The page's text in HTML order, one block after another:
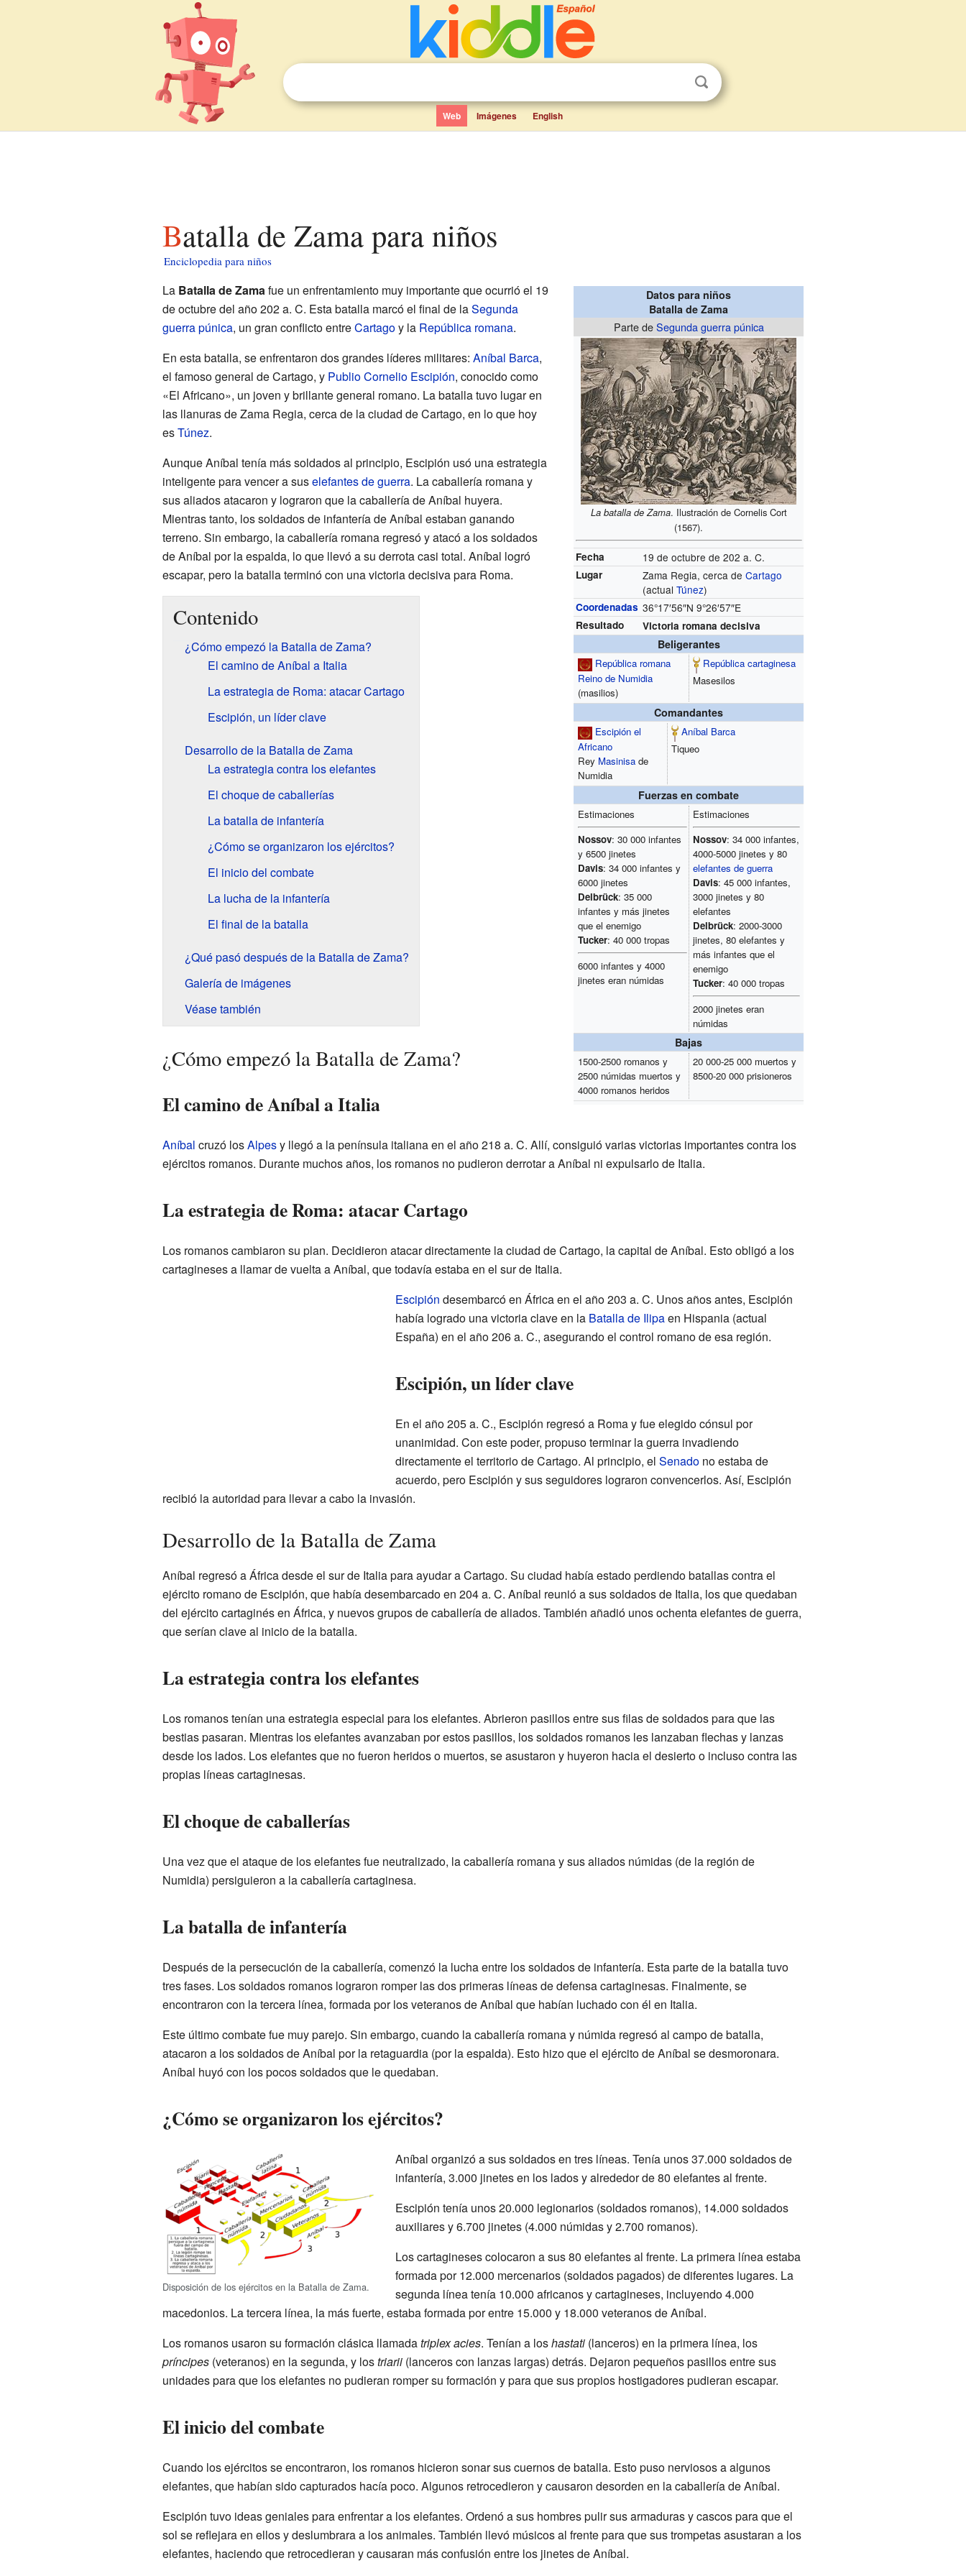
Web Imágenes English
Batalla de Zama para niños
Enciclopedia para niños
Datos para niños
Batalla de Zama
Parte deSegunda guerra púnica
La batalla de Zama. Ilustración de Cornelis Cort
(1567).
Fecha 19 de octubre de202 a. C.
Lugar Zama Regia, cerca deCartago
(actualTúnez)
Coordenadas 36°17′56″N 9°26′57″E
Resultado Victoria romana decisiva
Beligerantes
República romana
Reino de Numidia
(masilios)
República cartaginesa
Masesilos
Comandantes
Escipión el
Africano
Rey Masinisade
Numidia
Aníbal Barca
Tiqueo
Fuerzas en combate
Estimaciones
Nossov: 30 000 infantes
y 6500 jinetes
Davis: 34 000 infantes y
6000 jinetes
Delbrück: 35 000
infantes y más jinetes
que el enemigo
Tucker: 40 000 tropas
6000 infantes y 4000
jinetes eran númidas
Estimaciones
Nossov: 34 000 infantes,
4000-5000 jinetes y 80
elefantes de guerra
Davis: 45 000 infantes,
3000 jinetes y 80
elefantes
Delbrück: 2000-3000
jinetes, 80 elefantes y
más infantes que el
enemigo
Tucker: 40 000 tropas
2000 jinetes eran
númidas
Bajas
1500-2500 romanos y
2500 númidas muertos y
4000 romanos heridos
20 000-25 000 muertos y
8500-20 000 prisioneros
La Batalla de Zamafue un enfrentamiento muy importante que ocurrió el 19
de octubre del año 202 a. C. Esta batalla marcó el final de laSegunda
guerra púnica, un gran conflicto entreCartagoy la República romana.
En esta batalla, se enfrentaron dos grandes líderes militares: Aníbal Barca,
el famoso general de Cartago, y Publio Cornelio Escipión, conocido como
«El Africano», un joven y brillante general romano. La batalla tuvo lugar en
las llanuras de Zama Regia, cerca de la ciudad de Cartago, en lo que hoy
esTúnez.
Aunque Aníbal tenía más soldados al principio, Escipión usó una estrategia
inteligente para vencer a suselefantes de guerra. La caballería romana y
sus aliados atacaron y lograron que la caballería de Aníbal huyera.
Mientras tanto, los soldados de infantería de Aníbal estaban ganando
terreno. Sin embargo, la caballería romana regresó y atacó a los soldados
de Aníbal por la espalda, lo que llevó a su derrota casi total. Aníbal logró
escapar, pero la batalla terminó con una victoria decisiva para Roma.
Contenido
¿Cómo empezó la Batalla de Zama?
El camino de Aníbal a Italia
La estrategia de Roma: atacar Cartago
Escipión, un líder clave
Desarrollo de la Batalla de Zama
La estrategia contra los elefantes
El choque de caballerías
La batalla de infantería
¿Cómo se organizaron los ejércitos?
El inicio del combate
La lucha de la infantería
El final de la batalla
¿Qué pasó después de la Batalla de Zama?
Galería de imágenes
Véase también
¿Cómo empezó la Batalla de Zama?
El camino de Aníbal a Italia
Aníbal cruzó losAlpesy llegó a la península italiana en el año 218 a. C. Allí, consiguió varias victorias importantes contra los
ejércitos romanos. Durante muchos años, los romanos no pudieron derrotar a Aníbal ni expulsarlo de Italia.
La estrategia de Roma: atacar Cartago
Los romanos cambiaron su plan. Decidieron atacar directamente la ciudad de Cartago, la capital de Aníbal. Esto obligó a los
cartagineses a llamar de vuelta a Aníbal, que todavía estaba en el sur de Italia.
Escipión desembarcó en África en el año 203 a. C. Unos años antes, Escipión
había logrado una victoria clave en la Batalla de Ilipaen Hispania (actual
España) en el año 206 a. C., asegurando el control romano de esa región.
Escipión, un líder clave
En el año 205 a. C., Escipión regresó a Roma y fue elegido cónsul por
unanimidad. Con este poder, propuso terminar la guerra invadiendo
directamente el territorio de Cartago. Al principio, el Senadono estaba de
acuerdo, pero Escipión y sus seguidores lograron convencerlos. Así, Escipión
recibió la autoridad para llevar a cabo la invasión.
Desarrollo de la Batalla de Zama
Aníbal regresó a África desde el sur de Italia para ayudar a Cartago. Su ciudad había estado perdiendo batallas contra el
ejército romano de Escipión, que había desembarcado en 204 a. C. Aníbal reunió a sus soldados de Italia, los que quedaban
del ejército cartaginés en África, y nuevos grupos de caballería de aliados. También añadió unos ochenta elefantes de guerra,
que serían clave al inicio de la batalla.
La estrategia contra los elefantes
Los romanos tenían una estrategia especial para los elefantes. Abrieron pasillos entre sus filas de soldados para que las
bestias pasaran. Mientras los elefantes avanzaban por estos pasillos, los soldados romanos les lanzaban flechas y lanzas
desde los lados. Los elefantes que no fueron heridos o muertos, se asustaron y huyeron hacia el desierto o incluso contra las
propias líneas cartaginesas.
El choque de caballerías
Una vez que el ataque de los elefantes fue neutralizado, la caballería romana y sus aliados númidas (de la región de
Numidia) persiguieron a la caballería cartaginesa.
La batalla de infantería
Después de la persecución de la caballería, comenzó la lucha entre los soldados de infantería. Esta parte de la batalla tuvo
tres fases. Los soldados romanos lograron romper las dos primeras líneas de defensa cartaginesas. Finalmente, se
encontraron con la tercera línea, formada por los veteranos de Aníbal que habían luchado con él en Italia.
Este último combate fue muy parejo. Sin embargo, cuando la caballería romana y númida regresó al campo de batalla,
atacaron a los soldados de Aníbal por la retaguardia (por la espalda). Esto hizo que el ejército de Aníbal se desmoronara.
Aníbal huyó con los pocos soldados que le quedaban.
¿Cómo se organizaron los ejércitos?
Disposición de los ejércitos en la Batalla de Zama.
Aníbal organizó a sus soldados en tres líneas. Tenía unos 37.000 soldados de
infantería, 3.000 jinetes en los lados y alrededor de 80 elefantes al frente.
Escipión tenía unos 20.000 legionarios (soldados romanos), 14.000 soldados
auxiliares y 6.700 jinetes (4.000 númidas y 2.700 romanos).
Los cartagineses colocaron a sus 80 elefantes al frente. La primera línea estaba
formada por 12.000 mercenarios (soldados pagados) de diferentes lugares. La
segunda línea tenía 10.000 africanos y cartagineses, incluyendo 4.000
macedonios. La tercera línea, la más fuerte, estaba formada por entre 15.000 y 18.000 veteranos de Aníbal.
Los romanos usaron su formación clásica llamadatriplex acies. Tenían a loshastati(lanceros) en la primera línea, los
príncipes(veteranos) en la segunda, y lostriarii(lanceros con lanzas largas) detrás. Dejaron pequeños pasillos entre sus
unidades para que los elefantes no pudieran romper su formación y para que sus propios hostigadores pudieran escapar.
El inicio del combate
Cuando los ejércitos se encontraron, los romanos hicieron sonar sus cuernos de batalla. Esto puso nerviosos a algunos
elefantes, que habían sido capturados hacía poco. Algunos retrocedieron y causaron desorden en la caballería de Aníbal.
Escipión tuvo ideas geniales para enfrentar a los elefantes. Ordenó a sus hombres pulir sus armaduras y cascos para que el
sol se reflejara en ellos y deslumbrara a los animales. También llevó músicos al frente para que sus trompetas asustaran a los
elefantes, haciendo que retrocedieran y causaran más confusión entre los jinetes de Aníbal.